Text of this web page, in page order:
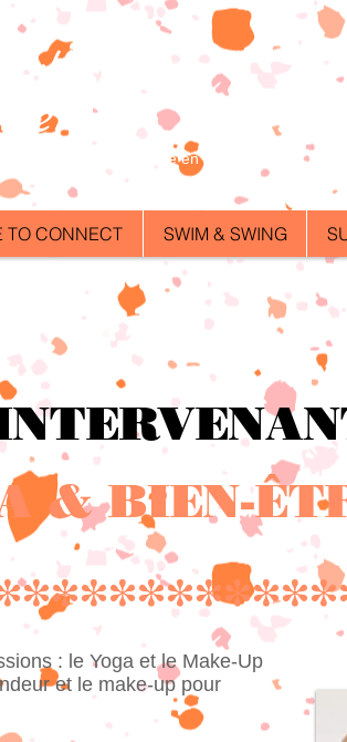
Lucky
loi 1901 - Créée en Juillet 2003
TO CONNECT SWIM & SWING
& BIEN-
: le Yoga et le Make-Up
et le make-up pour